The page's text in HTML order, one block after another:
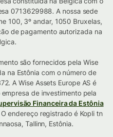
0713629988. A nossa sede
100, 3º andar, 1050 Bruxelas,
de pagamento autorizada na
são fornecidos pela Wise
na Estônia com o número de
A Wise Assets Europe AS é
de investimento pela
Financeira da Estônia
endereço registrado é Kopli tn
Tallinn, Estônia.